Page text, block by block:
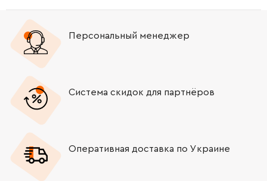
Персональный менеджер
Система скидок для партнёров
Оперативная доставка по Украине